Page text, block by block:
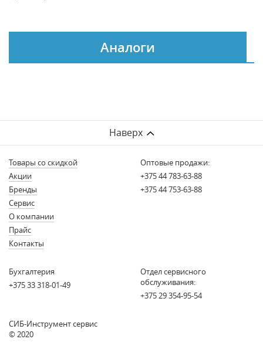
Аналоги
Наверх
Товары со скидкой
Акции
Бренды
Сервис
О компании
Прайс
Контакты
Оптовые продажи:
+375 44 783-63-88
+375 44 753-63-88
Бухгалтерия
+375 33 318-01-49
Отдел сервисного
обслуживания:
+375 29 354-95-54
СИБ-Инструмент сервис
© 2020